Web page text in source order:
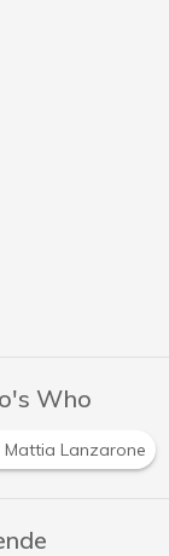
Who
Mattia Lanzarone